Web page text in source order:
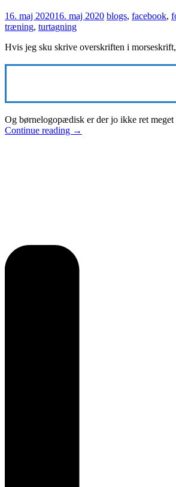
16. maj 202016. maj 2020 blogs, facebook,
træning, turtagning
Hvis jeg sku skrive overskriften i
Og børnelogopædisk er der jo ikke ret meget
Continue reading →